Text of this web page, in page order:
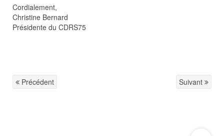
Cordialement,
Christine Bernard
Présidente du CDRS75
Précédent Suivant